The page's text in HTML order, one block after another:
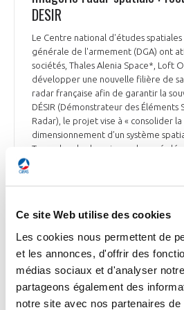
Ce site Web utilise des cookies
Les cookies nous permettent de
et les annonces, d'offrir des
médias sociaux et d'analyser
partageons également des
notre site avec nos partenaires
DESIR
Le Centre national d'études spatiales
générale de l'armement (DGA) ont
sociétés, Thales Alenia Space*, Loft
développer une nouvelle filière de
radar française afin de garantir la
DÉSIR (Démonstrateur des Éléments
Radar), le projet vise à « consolider
dimensionnement d’un système
Terre dans le domaine radar, pré-
technologiques souveraines et
traitement d’image ». Thales Alenia
utile, en coopération avec Tekever
consortium, responsable du satellite
projet doit être mis en orbite en 2029.
Les Echos, La Dépêche du Midi et
janvier 2026